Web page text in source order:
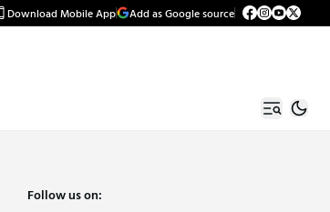
Download Mobile App Add as Google source
Follow us on: